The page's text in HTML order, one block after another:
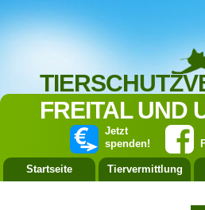
FREITAL UND
Jetzt
spenden!
Startseite Tiervermittlung